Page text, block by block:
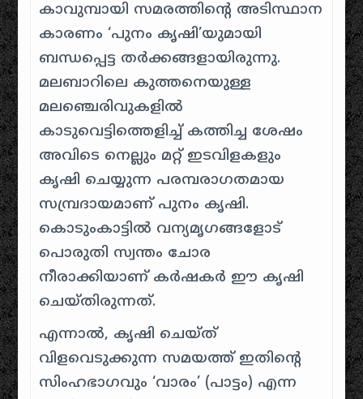
കാവുമ്പായി സമരത്തിന്റെ അടിസ്ഥാന
കാരണം ‘പുനം കൃഷി’യുമായി
ബന്ധപ്പെട്ട തർക്കങ്ങളായിരുന്നു.
മലബാറിലെ കുത്തനെയുള്ള
മലഞ്ചെരിവുകളിൽ
കാടുവെട്ടിത്തെളിച്ച് കത്തിച്ച ശേഷം
അവിടെ നെല്ലും മറ്റ് ഇടവിളകളും
കൃഷി ചെയ്യുന്ന പരമ്പരാഗതമായ
സമ്പ്രദായമാണ് പുനം കൃഷി.
കൊടുംകാട്ടിൽ വന്യമൃഗങ്ങളോട്
പൊരുതി സ്വന്തം ചോര
നീരാക്കിയാണ് കർഷകർ ഈ കൃഷി
ചെയ്തിരുന്നത്.
എന്നാൽ, കൃഷി ചെയ്ത്
വിളവെടുക്കുന്ന സമയത്ത് ഇതിന്റെ
സിംഹഭാഗവും ‘വാരം’ (പാട്ടം) എന്ന